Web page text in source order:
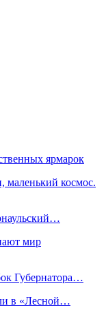
ярмарок
маленький космос.
мир
Губернатора…
в «Лесной…